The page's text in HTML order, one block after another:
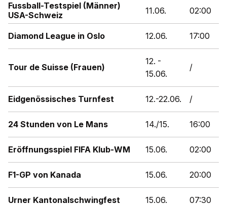
Fussball-Testspiel (Männer)
USA-Schweiz
11.06. 02:00
Diamond League in Oslo 12.06. 17:00
Tour de Suisse (Frauen)
12. -
15.06.
/
Eidgenössisches Turnfest 12.-22.06. /
24 Stunden von Le Mans 14./15. 16:00
Eröffnungsspiel FIFA Klub-WM 15.06. 02:00
F1-GP von Kanada 15.06. 20:00
Urner Kantonalschwingfest 15.06.
07:30